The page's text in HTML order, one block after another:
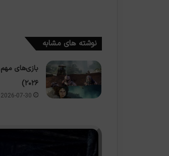
نوشته های مشابه
۲۰۲۶)
2026-07-30